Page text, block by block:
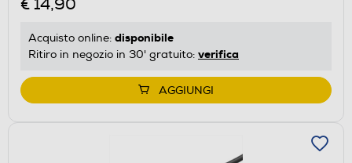
€ 14,90
Acquisto online: disponibile
Ritiro in negozio in 30' gratuito: verifica
AGGIUNGI